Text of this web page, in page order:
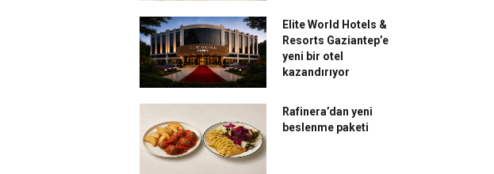
Elite World Hotels &
Resorts Gaziantep’e
yeni bir otel
kazandırıyor
Rafinera’dan yeni
beslenme paketi